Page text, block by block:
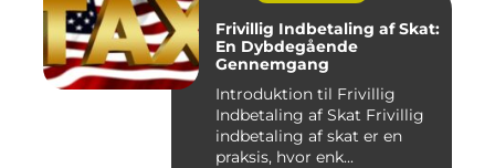
Frivillig Indbetaling af Skat:
En Dybdegående
Gennemgang
Introduktion til Frivillig
Indbetaling af Skat Frivillig
indbetaling af skat er en
praksis, hvor enk...